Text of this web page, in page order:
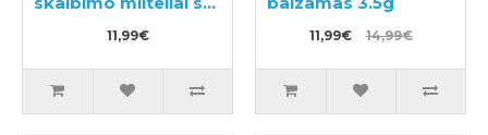
balinimo efektu
11,99€ 11,99€ 14,99€